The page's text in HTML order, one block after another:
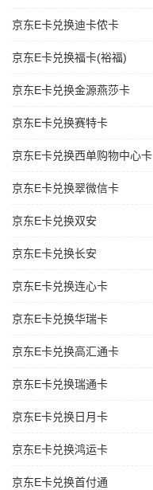
京东E卡兑换迪卡侬卡
京东E卡兑换福卡(裕福)
京东E卡兑换金源燕莎卡
京东E卡兑换赛特卡
京东E卡兑换西单购物中心卡
京东E卡兑换翠微信卡
京东E卡兑换双安
京东E卡兑换长安
京东E卡兑换连心卡
京东E卡兑换华瑞卡
京东E卡兑换高汇通卡
京东E卡兑换瑞通卡
京东E卡兑换日月卡
京东E卡兑换鸿运卡
京东E卡兑换首付通